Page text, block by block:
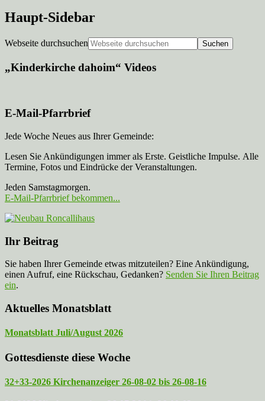
Haupt-Sidebar
Webseite durchsuchen
„Kinderkirche dahoim“ Videos
E-Mail-Pfarrbrief
Jede Woche Neues aus Ihrer Gemeinde:
Lesen Sie Ankündigungen immer als Erste. Geistliche Impulse. Alle
Termine, Fotos und Eindrücke der Veranstaltungen.
Jeden Samstagmorgen.
E-Mail-Pfarrbrief bekommen...
Ihr Beitrag
Sie haben Ihrer Gemeinde etwas mitzuteilen? Eine Ankündigung,
einen Aufruf, eine Rückschau, Gedanken? Senden Sie Ihren Beitrag
ein.
Aktuelles Monatsblatt
Monatsblatt Juli/August 2026
Gottesdienste diese Woche
32+33-2026 Kirchenanzeiger 26-08-02 bis 26-08-16